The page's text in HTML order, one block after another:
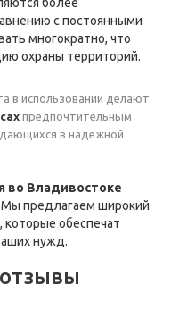
с постоянными
многократно, что
охраны территорий.
в использовании делают
предпочтительным
в надежной
во Владивостоке
предлагаем широкий
которые обеспечат
нужд.